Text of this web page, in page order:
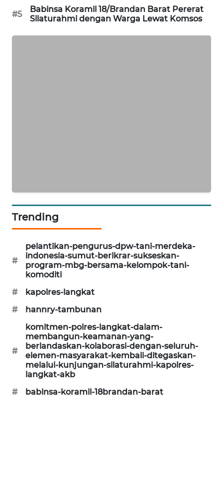
#5
Babinsa Koramil 18/Brandan Barat Pererat
Silaturahmi dengan Warga Lewat Komsos
Trending
#
pelantikan-pengurus-dpw-tani-merdeka-
indonesia-sumut-berikrar-sukseskan-
program-mbg-bersama-kelompok-tani-
komoditi
#
kapolres-langkat
#
hannry-tambunan
#
komitmen-polres-langkat-dalam-
membangun-keamanan-yang-
berlandaskan-kolaborasi-dengan-seluruh-
elemen-masyarakat-kembali-ditegaskan-
melalui-kunjungan-silaturahmi-kapolres-
langkat-akb
#
babinsa-koramil-18brandan-barat
WALINKI
LPKKI
LKKI
KOPEKLIN
PORTAL
FORWAMKI
ALPERKLINAS
FORJASIDA
TAMBANG